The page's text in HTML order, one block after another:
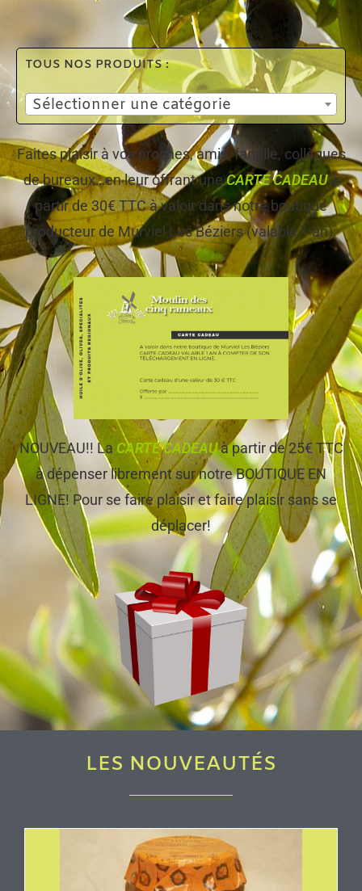
TOUS NOS PRODUITS :
Sélectionner une catégorie
Faites plaisir à vos proches, amis, famille, collègues
de bureaux…en leur offrant uneCARTE CADEAUà
partir de 30€ TTC à valoir dans notre boutique
producteur de Murviel Les Béziers (valable 1 an).
NOUVEAU!! La CARTE CADEAUà partir de 25€ TTC
à dépenser librement sur notre BOUTIQUE EN
LIGNE! Pour se faire plaisir et faire plaisir sans se
déplacer!
LES NOUVEAUTÉS